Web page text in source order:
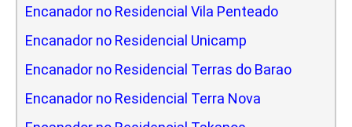
Encanador no Residencial Vila Penteado
Encanador no Residencial Unicamp
Encanador no Residencial Terras do Barao
Encanador no Residencial Terra Nova